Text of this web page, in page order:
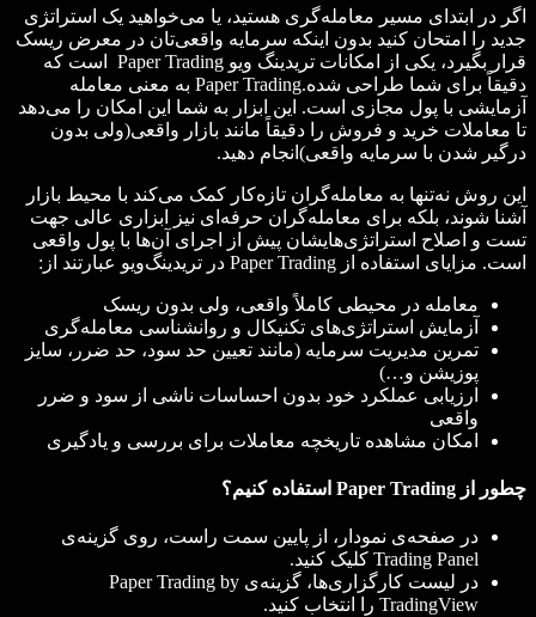
اگر در ابتدای مسیر معامله‌گری هستید، یا می‌خواهید یک استراتژی
جدید را امتحان کنید بدون اینکه سرمایه واقعی‌تان در معرض ریسک
قرار بگیرد، یکی از امکانات تریدینگ ویو Paper Trading است که
دقیقاً برای شما طراحی شده.Paper Trading به معنی معامله
آزمایشی با پول مجازی است. این ابزار به شما این امکان را می‌دهد
تا معاملات خرید و فروش را دقیقاً مانند بازار واقعی(ولی بدون
درگیر شدن با سرمایه واقعی)انجام دهید.
این روش نه‌تنها به معامله‌گران تازه‌کار کمک می‌کند با محیط بازار
آشنا شوند، بلکه برای معامله‌گران حرفه‌ای نیز ابزاری عالی جهت
تست و اصلاح استراتژی‌هایشان پیش از اجرای آن‌ها با پول واقعی
است. مزایای استفاده از Paper Trading در تریدینگ‌ویو عبارتند از:
‌معامله در محیطی کاملاً واقعی، ولی بدون ریسک
آزمایش استراتژی‌های تکنیکال و روانشناسی معامله‌گری
تمرین مدیریت سرمایه (مانند تعیین حد سود، حد ضرر، سایز
پوزیشن و…)
ارزیابی عملکرد خود بدون احساسات ناشی از سود و ضرر
واقعی
امکان مشاهده تاریخچه معاملات برای بررسی و یادگیری
چطور از Paper Trading استفاده کنیم؟
در صفحه‌ی نمودار، از پایین سمت راست، روی گزینه‌ی
Trading Panel کلیک کنید.
در لیست کارگزاری‌ها، گزینه‌ی Paper Trading by
TradingView را انتخاب کنید.